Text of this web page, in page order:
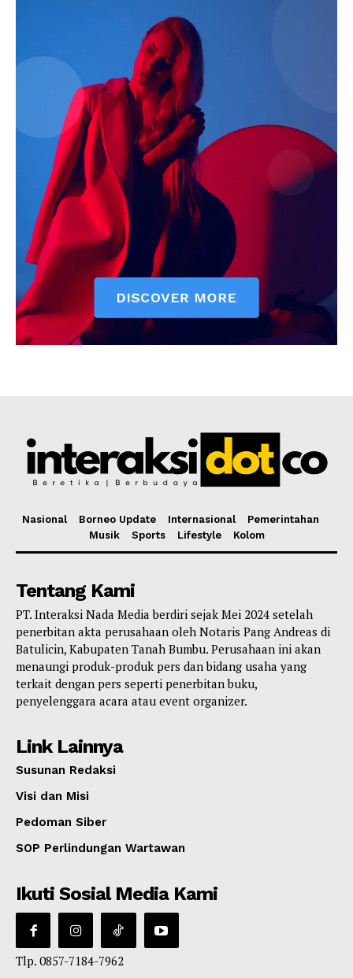
Nasional Borneo Update Internasional
Pemerintahan
Musik
Sports Lifestyle Kolom
Tentang Kami
PT. Interaksi Nada Media berdiri sejak Mei 2024 setelah
penerbitan akta perusahaan oleh Notaris Pang Andreas di
Batulicin, Kabupaten Tanah Bumbu. Perusahaan ini akan
menaungi produk-produk pers dan bidang usaha yang
terkait dengan pers seperti penerbitan buku,
penyelenggara acara atau event organizer.
Link Lainnya
Susunan Redaksi
Visi dan Misi
Pedoman Siber
SOP Perlindungan Wartawan
Ikuti Sosial Media Kami
Tlp. 0857-7184-7962